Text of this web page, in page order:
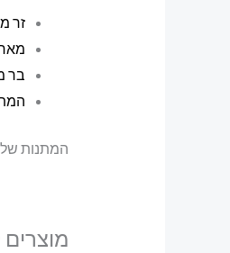
זר
בר
המתנות